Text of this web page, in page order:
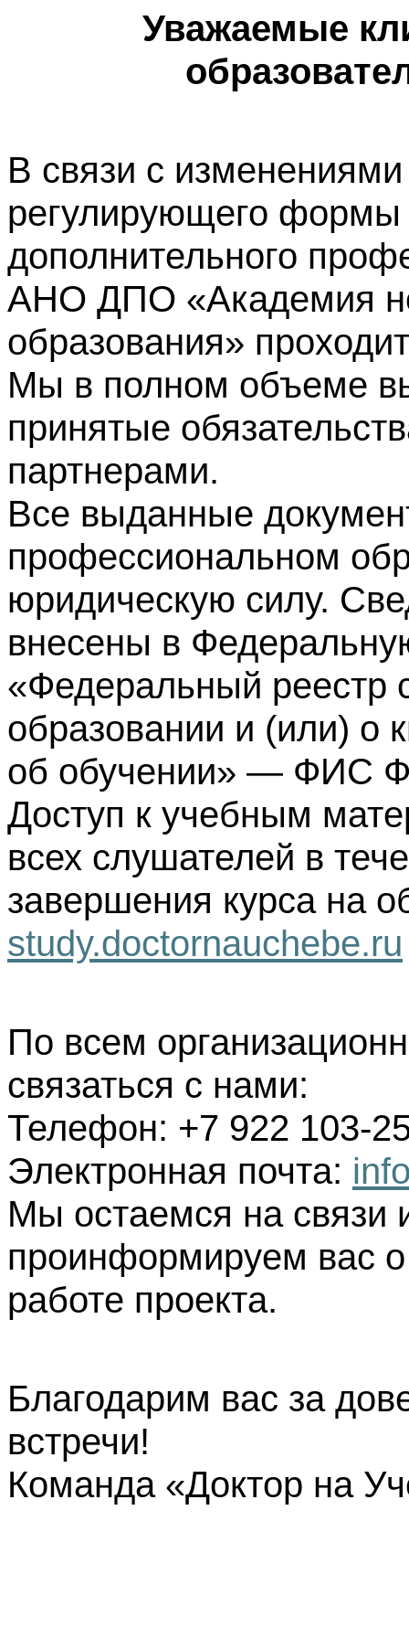
Уважаемые
В связи с изменениями
регулирующего формы
дополнительного
АНО ДПО «Академия
образования»
Мы в полном объеме
принятые
партнерами.
Все выданные
профессиональном
юридическую силу.
внесены в
«Федеральный реестр
образовании и (или) о
об обучении» — ФИС
Доступ к учебным
всех слушателей в
завершения курса на
study.doctornauchebe.ru
По всем
связаться с нами:
Телефон: +7 922 103-
Электронная почта:
Мы остаемся на связи
проинформируем вас
работе проекта.
Благодарим вас за
встречи!
Команда «Доктор на